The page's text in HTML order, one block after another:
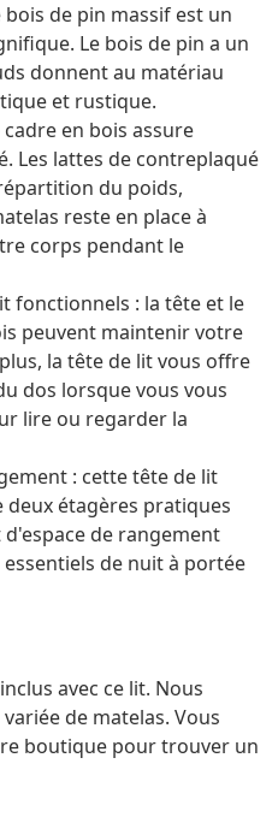
bois de pin massif est un
Le bois de pin a un
donnent au matériau
et rustique.
en bois assure
Les lattes de contreplaqué
du poids,
reste en place à
corps pendant le
fonctionnels : la tête et le
peuvent maintenir votre
la tête de lit vous offre
dos lorsque vous vous
lire ou regarder la
: cette tête de lit
deux étagères pratiques
de rangement
de nuit à portée
avec ce lit. Nous
de matelas. Vous
boutique pour trouver un